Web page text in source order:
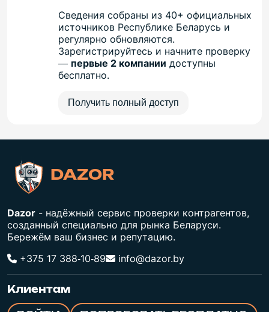
Сведения собраны из 40+ официальных
источников Республике Беларусь и
регулярно обновляются.
Зарегистрируйтесь и начните проверку
— первые 2 компании доступны
бесплатно.
Получить полный доступ
DAZOR
Dazor - надёжный сервис проверки контрагентов,
созданный специально для рынка Беларуси.
Бережём ваш бизнес и репутацию.
+375 17 388‑10‑89
info@dazor.by
Клиентам